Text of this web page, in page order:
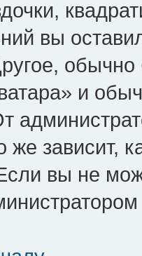
вы
и
же зависит,
вы не